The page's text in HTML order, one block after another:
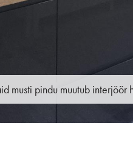
musti pindu muutub interjöör